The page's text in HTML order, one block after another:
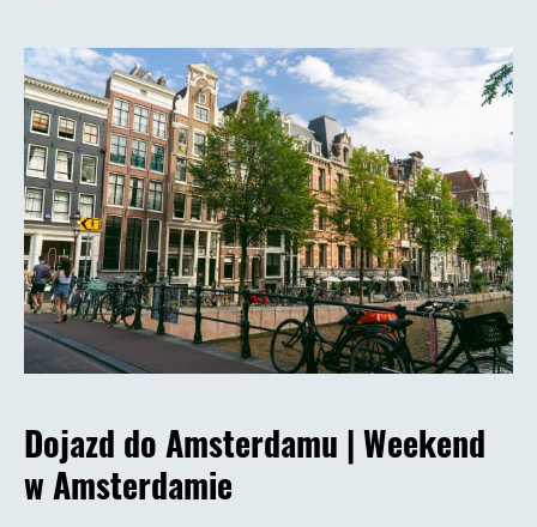
Dojazd do Amsterdamu |Weekend
w Amsterdamie